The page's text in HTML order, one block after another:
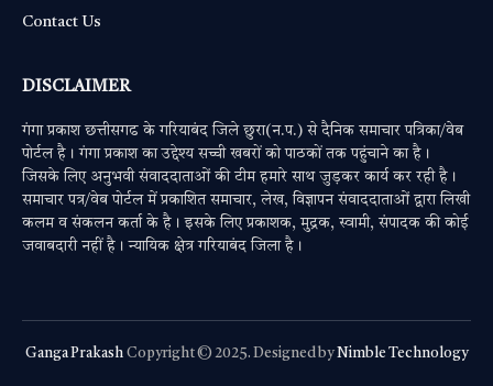
Contact Us
DISCLAIMER
गंगा प्रकाश छत्तीसगढ के गरियाबंद जिले छुरा(न.प.) से दैनिक समाचार पत्रिका/वेब
पोर्टल है। गंगा प्रकाश का उद्देश्य सच्ची खबरों को पाठकों तक पहुंचाने का है।
जिसके लिए अनुभवी संवाददाताओं की टीम हमारे साथ जुड़कर कार्य कर रही है।
समाचार पत्र/वेब पोर्टल में प्रकाशित समाचार, लेख, विज्ञापन संवाददाताओं द्वारा लिखी
कलम व संकलन कर्ता के है। इसके लिए प्रकाशक, मुद्रक, स्वामी, संपादक की कोई
जवाबदारी नहीं है। न्यायिक क्षेत्र गरियाबंद जिला है।
Ganga Prakash Copyright © 2025. Designed byNimble Technology